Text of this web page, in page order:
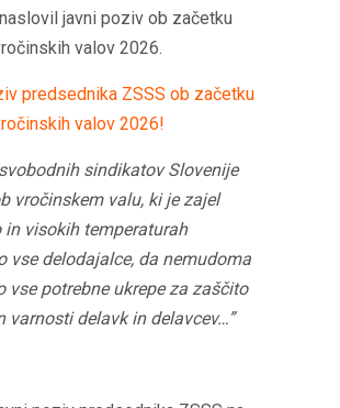
javni poziv ob začetku
valov 2026.
predsednika ZSSS ob začetku
valov 2026!
sindikatov Slovenije
vročinskem valu, ki je zajel
in visokih temperaturah
vse delodajalce, da nemudoma
vse potrebne ukrepe za zaščito
varnosti delavk in delavcev…”